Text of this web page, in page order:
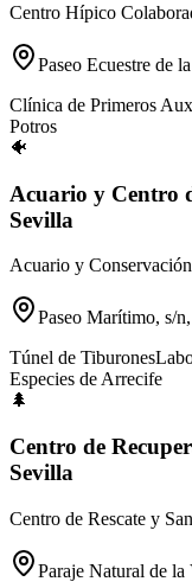
Centro Hípico
Paseo Ecuestre de
Clínica de Primeros
Potros
🐠
Acuario y Centro
Sevilla
Acuario y
Paseo Marítimo, s/
Túnel de Tiburones
Especies de Arrecife
🌲
Centro de
Sevilla
Centro de Rescate y
Paraje Natural de la